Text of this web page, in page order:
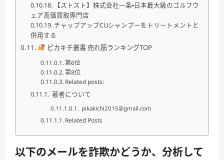
【ストスト】株式会社一条・日本最大級のゴルフウ
ェア高価買取専門店
チャップアップCUシャンプーをトリートメントと
併用する
ピカキチ叢書 売れ筋ランキングTOP
第6位
第8位
Related posts:
著者について
pikakichi2015@gmail.com
Related Posts
以下のメールを詐欺かどうか、分析して